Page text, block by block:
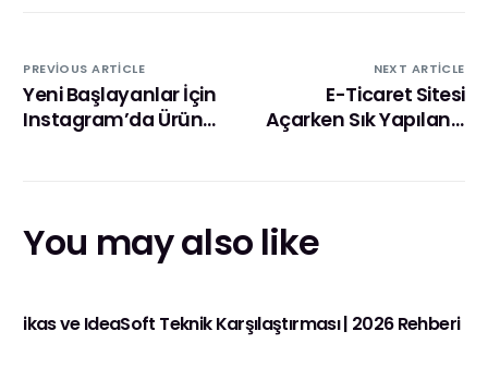
PREVIOUS ARTICLE
Yeni Başlayanlar İçin
Instagram’da Ürün
NEXT ARTICLE
E-Ticaret Sitesi
Açarken Sık Yapılan 7
You may also like
ikas ve IdeaSoft Teknik Karşılaştırması | 2026 Rehberi